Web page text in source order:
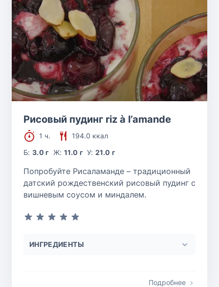
Рисовый пудинг riz à l’amande
1 ч.
194.0 ккал
Б:3.0 г Ж: 11.0 г У:21.0 г
Попробуйте Рисаламанде – традиционный
датский рождественский рисовый пудинг с
вишневым соусом и миндалем.
ИНГРЕДИЕНТЫ
Подробнее